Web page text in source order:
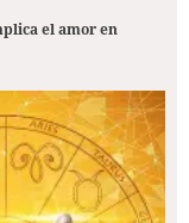
el amor en